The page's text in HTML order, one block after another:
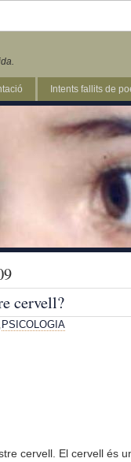
Intents fallits de
cervell?
PSICOLOGIA
cervell. El cervell és